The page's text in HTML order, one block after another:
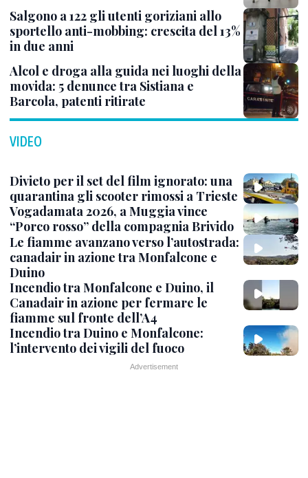
Salgono a 122 gli utenti goriziani allo
sportello anti-mobbing: crescita del 13%
in due anni
Alcol e droga alla guida nei luoghi della
movida: 5 denunce tra Sistiana e
Barcola, patenti ritirate
VIDEO
Divieto per il set del film ignorato: una
quarantina gli scooter rimossi a Trieste
Vogadamata 2026, a Muggia vince
“Porco rosso” della compagnia Brivido
Le fiamme avanzano verso l’autostrada:
canadair in azione tra Monfalcone e
Duino
Incendio tra Monfalcone e Duino, il
Canadair in azione per fermare le
fiamme sul fronte dell’A4
Incendio tra Duino e Monfalcone:
l’intervento dei vigili del fuoco